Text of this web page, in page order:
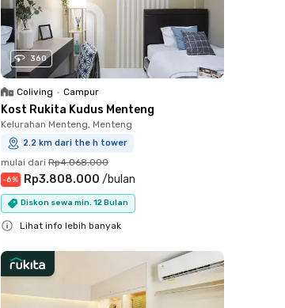
360
Coliving • Campur
Kost Rukita Kudus Menteng
Kelurahan Menteng, Menteng
2.2 km dari the h tower
mulai dari Rp4.068.000
-6% Rp3.808.000 /bulan
Diskon sewa min. 12 Bulan
Lihat info lebih banyak